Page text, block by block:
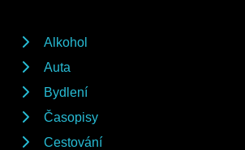
Alkohol
Auta
Bydlení
Časopisy
Cestování